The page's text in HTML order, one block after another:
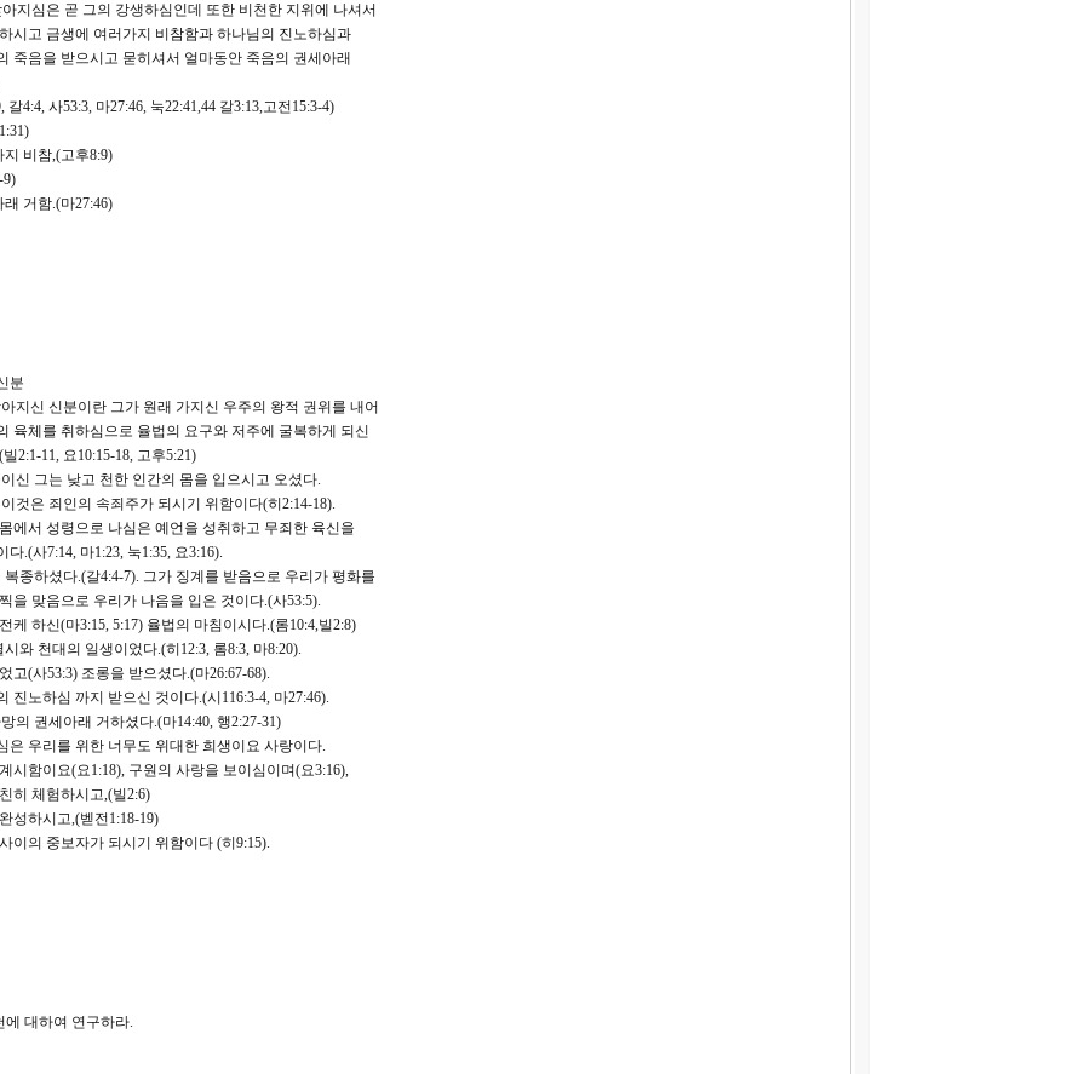
지심은 곧 그의 강생하심인데 또한 비천한 지위에 나셔서
고 금생에 여러가지 비참함과 하나님의 진노하심과
음을 받으시고 묻히셔서 얼마동안 죽음의 권세아래
4:4, 사53:3, 마27:46, 눅22:41,44 갈3:13,고전15:3-4)
비참,(고후8:9)
9)
거함.(마27:46)
분
지신 신분이란 그가 원래 가지신 우주의 왕적 권위를 내어
체를 취하심으로 율법의 요구와 저주에 굴복하게 되신
2:1-11, 요10:15-18, 고후5:21)
신 그는 낮고 천한 인간의 몸을 입으시고 오셨다.
것은 죄인의 속죄주가 되시기 위함이다(히2:14-18).
서 성령으로 나심은 예언을 성취하고 무죄한 육신을
.(사7:14, 마1:23, 눅1:35, 요3:16).
종하셨다.(갈4:4-7). 그가 징계를 받음으로 우리가 평화를
맞음으로 우리가 나음을 입은 것이다.(사53:5).
하신(마3:15, 5:17) 율법의 마침이시다.(롬10:4,빌2:8)
와 천대의 일생이었다.(히12:3, 롬8:3, 마8:20).
(사53:3) 조롱을 받으셨다.(마26:67-68).
노하심 까지 받으신 것이다.(시116:3-4, 마27:46).
의 권세아래 거하셨다.(마14:40, 행2:27-31)
우리를 위한 너무도 위대한 희생이요 사랑이다.
함이요(요1:18), 구원의 사랑을 보이심이며(요3:16),
히 체험하시고,(빌2:6)
하시고,(벧전1:18-19)
의 중보자가 되시기 위함이다 (히9:15).
에 대하여 연구하라.